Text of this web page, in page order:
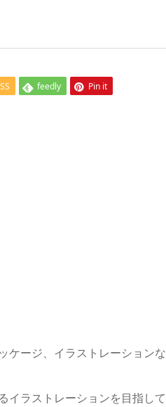
feedly Pin it
ケージ、イラストレーションな
イラストレーションを目指して